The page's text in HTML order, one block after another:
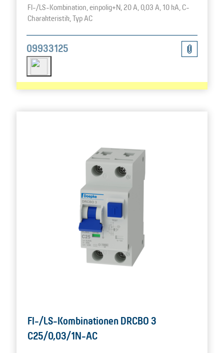
FI-/LS-Kombination, einpolig+N, 20 A, 0,03 A, 10 kA, C-
Charakteristik, Typ AC
09933125
FI-/LS-Kombinationen DRCBO 3
C25/0,03/1N-AC